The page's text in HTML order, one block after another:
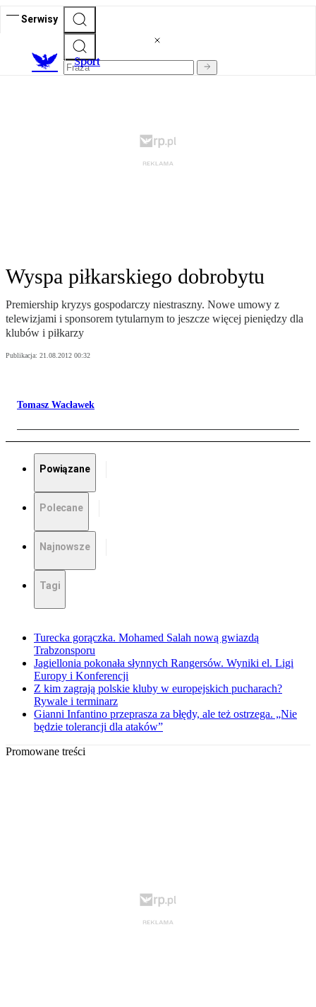
Serwisy
Sport
Wyspa piłkarskiego dobrobytu
Premiership kryzys gospodarczy niestraszny. Nowe umowy z
telewizjami i sponsorem tytularnym to jeszcze więcej pieniędzy dla
klubów i piłkarzy
Publikacja: 21.08.2012 00:32
Tomasz Wacławek
Powiązane
Polecane
Najnowsze
Tagi
Turecka gorączka. Mohamed Salah nową gwiazdą
Trabzonsporu
Jagiellonia pokonała słynnych Rangersów. Wyniki el. Ligi
Europy i Konferencji
Z kim zagrają polskie kluby w europejskich pucharach?
Rywale i terminarz
Gianni Infantino przeprasza za błędy, ale też ostrzega. „Nie
będzie tolerancji dla ataków”
Promowane treści